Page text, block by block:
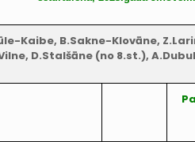
Kaibe, B.Sakne-Klovāne,
D.Stalšāne (no 8.st.),